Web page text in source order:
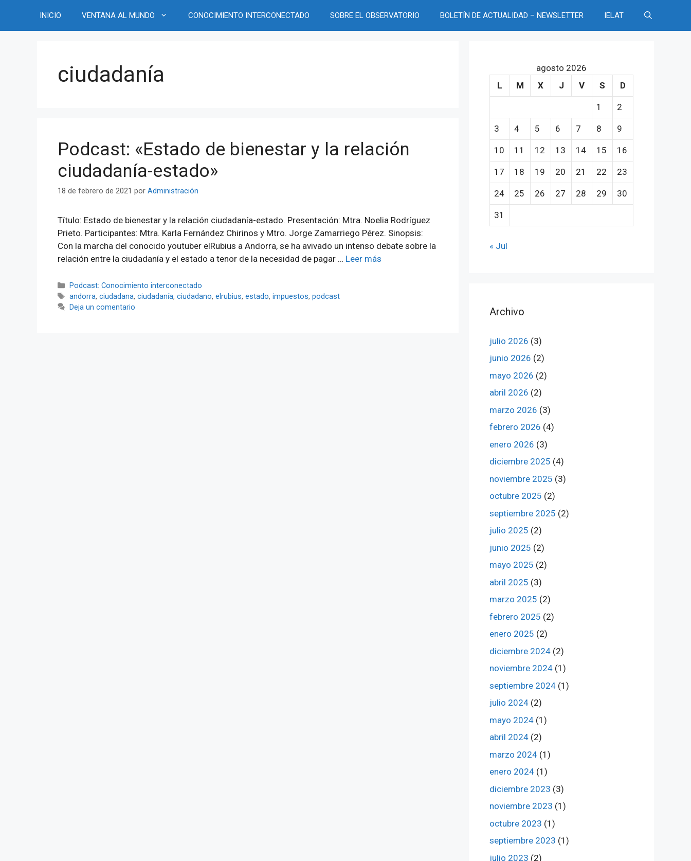
contenido
INICIO VENTANA AL MUNDO CONOCIMIENTO INTERCONECTADO SOBRE EL OBSERVATORIO BOLETÍN DE ACTUALIDAD – NEWSLETTER IELAT
ciudadanía
Podcast: «Estado de bienestar y la relación
ciudadanía-estado»
18 de febrero de 2021 por Administración
Título: Estado de bienestar y la relación ciudadanía-estado. Presentación: Mtra. Noelia Rodríguez
Prieto. Participantes: Mtra. Karla Fernández Chirinos y Mtro. Jorge Zamarriego Pérez. Sinopsis:
Con la marcha del conocido youtuber elRubius a Andorra, se ha avivado un intenso debate sobre la
relación entre la ciudadanía y el estado a tenor de la necesidad de pagar … Leer más
Categorías
Podcast: Conocimiento interconectado
Etiquetas
andorra,ciudadana,ciudadanía,ciudadano,elrubius,estado,impuestos,podcast
Deja un comentario
agosto 2026
L
M X J V S D
1 2
3 4 5 6 7 8 9
10 11 12 13 14 15 16
17 18 19 20 21 22 23
24 25 26 27 28 29 30
31
« Jul
Archivo
julio 2026 (3)
junio 2026 (2)
mayo 2026 (2)
abril 2026 (2)
marzo 2026 (3)
febrero 2026 (4)
enero 2026 (3)
diciembre 2025 (4)
noviembre 2025 (3)
octubre 2025 (2)
septiembre 2025 (2)
julio 2025 (2)
junio 2025 (2)
mayo 2025 (2)
abril 2025 (3)
marzo 2025 (2)
febrero 2025 (2)
enero 2025 (2)
diciembre 2024 (2)
noviembre 2024 (1)
septiembre 2024 (1)
julio 2024 (2)
mayo 2024 (1)
abril 2024 (2)
marzo 2024 (1)
enero 2024 (1)
diciembre 2023 (3)
noviembre 2023 (1)
octubre 2023 (1)
septiembre 2023 (1)
julio 2023 (2)